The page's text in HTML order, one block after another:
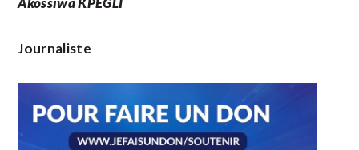
Journaliste